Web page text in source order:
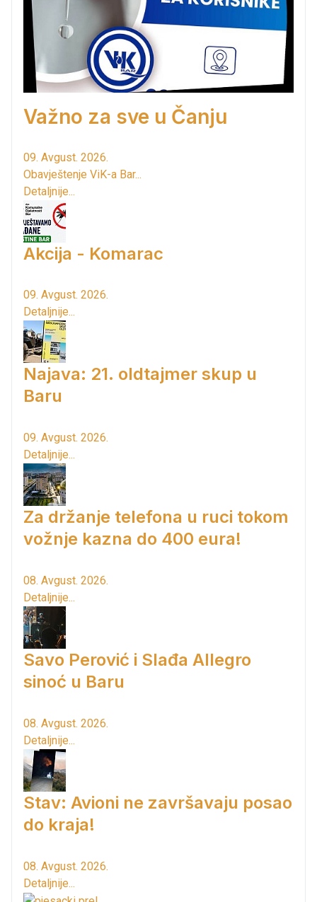
Važno za sve u Čanju
09. Avgust. 2026.
Obavještenje ViK-a Bar...
Detaljnije...
Akcija - Komarac
09. Avgust. 2026.
Detaljnije...
Najava: 21. oldtajmer skup u
Baru
09. Avgust. 2026.
Detaljnije...
Za držanje telefona u ruci tokom
vožnje kazna do 400 eura!
08. Avgust. 2026.
Detaljnije...
Savo Perović i Slađa Allegro
sinoć u Baru
08. Avgust. 2026.
Detaljnije...
Stav: Avioni ne završavaju posao
do kraja!
08. Avgust. 2026.
Detaljnije...